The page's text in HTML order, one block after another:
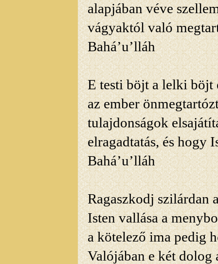
alapjában véve
vágyaktól való
Bahá’u’lláh
E testi böjt a lelki böjt
az ember
tulajdonságok
elragadtatás, és hogy
Bahá’u’lláh
Ragaszkodj szilárdan
Isten vallása a
a kötelező ima pedig
Valójában e két